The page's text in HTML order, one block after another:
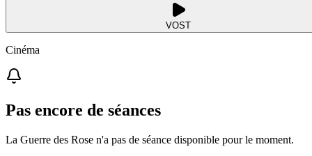
VOST
Cinéma
Pas encore de séances
La Guerre des Rose n'a pas de séance disponible pour le moment.